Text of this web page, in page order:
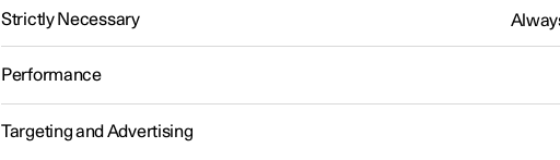
NOTE
nettoyants et les produits d'entretien automobile appropriés pour les
différentes parties de la voiture. Contactez Polestar Customer
pour plus d'informations concernant les produits appropriés.
Strictly Necessary
Performance
Targeting and Advertising